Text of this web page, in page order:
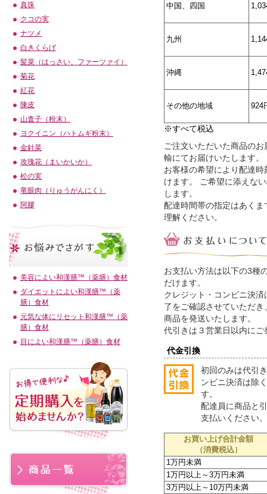
中国、四国
九州
沖縄
その他の地域 924
※すべて税込
ご注文いただいた商品の
輸にてお届けいたします。
お客様の希望により配達
けます。 ご希望に添えな
します。
配達時間帯の指定はあくま
理解ください。
お支払い方法は以下の3種
だけます。
クレジット・コンビニ決
了をご確認させていただ
商品を発送いたします。
代引きは３営業日以内にご
代金引換
初回のみは代引
ンビニ決済は除
す。
配達員に商品と
支払いください。
お買い上げ合計金額
（消費税込）
1万円未満
1万円以上～3万円未満
3万円以上～10万円未満
真珠
クコの実
ナツメ
白きくらげ
髪菜（はっさい、ファーツァイ）
菊花
紅花
陳皮
山査子（粉末）
ヨクイニン（ハトムギ粉末）
金針菜
攻瑰花（まいかいか）
松の実
竜眼肉（りゅうがんにく）
阿膠
美容によい和漢膳™（薬膳）食材
ダイエットによい和漢膳™（薬
膳）食材
元気な体にリセット和漢膳™（薬
膳）食材
目によい和漢膳™（薬膳）食材